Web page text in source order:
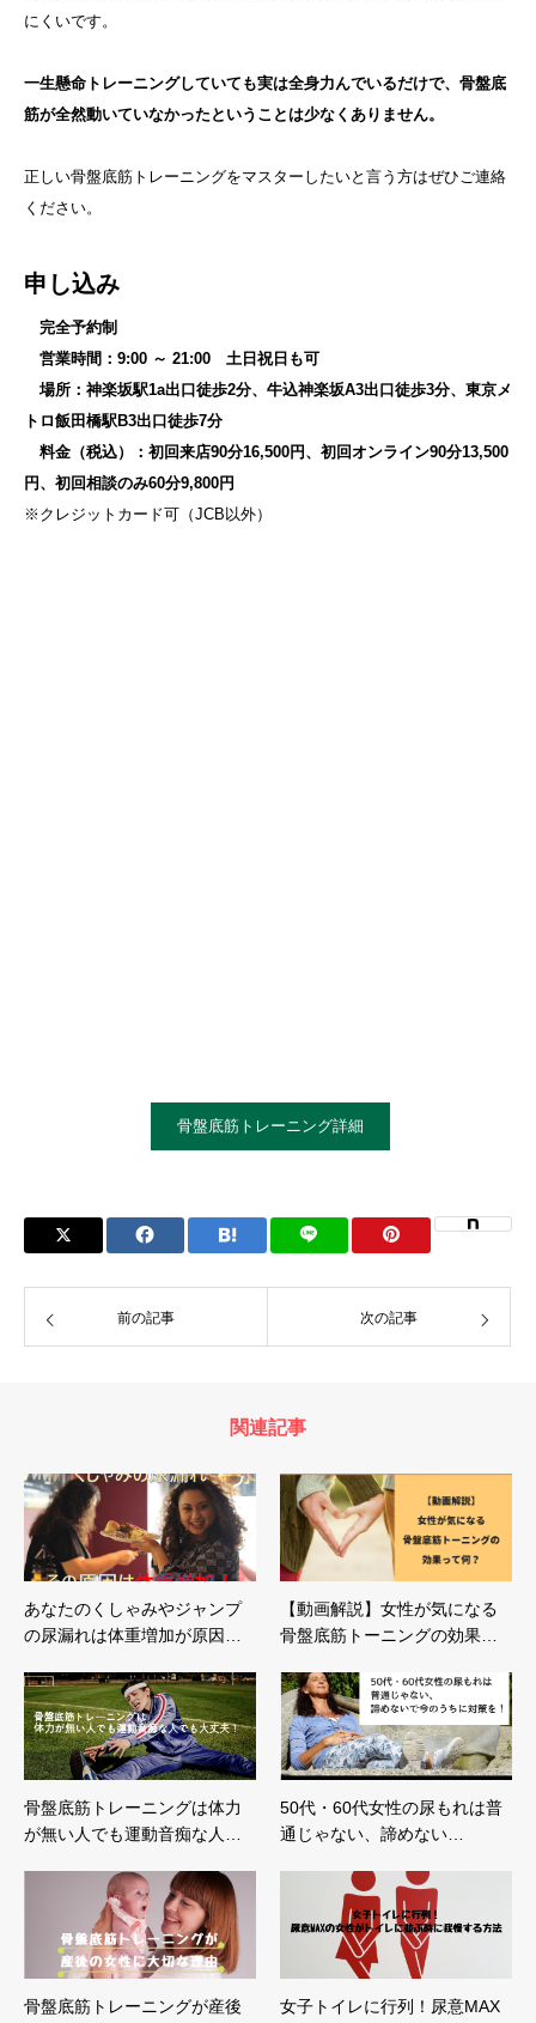
にくいです。
一生懸命トレーニングしていても実は全身力んでいるだけで、骨盤底
筋が全然動いていなかったということは少なくありません。
正しい骨盤底筋トレーニングをマスターしたいと言う方はぜひご連絡
ください。
申し込み
完全予約制
営業時間：9:00 ～ 21:00 土日祝日も可
場所：神楽坂駅1a出口徒歩2分、牛込神楽坂A3出口徒歩3分、東京メ
トロ飯田橋駅B3出口徒歩7分
料金（税込）：初回来店90分16,500円、初回オンライン90分13,500
円、初回相談のみ60分9,800円
※クレジットカード可（JCB以外）
骨盤底筋トレーニング詳細
前の記事 次の記事
関連記事
あなたのくしゃみやジャンプ
の尿漏れは体重増加が原因…
【動画解説】女性が気になる
骨盤底筋トーニングの効果…
骨盤底筋トレーニングは体力
が無い人でも運動音痴な人…
50代・60代女性の尿もれは普
通じゃない、諦めない…
骨盤底筋トレーニングが産後
女子トイレに行列！尿意MAX